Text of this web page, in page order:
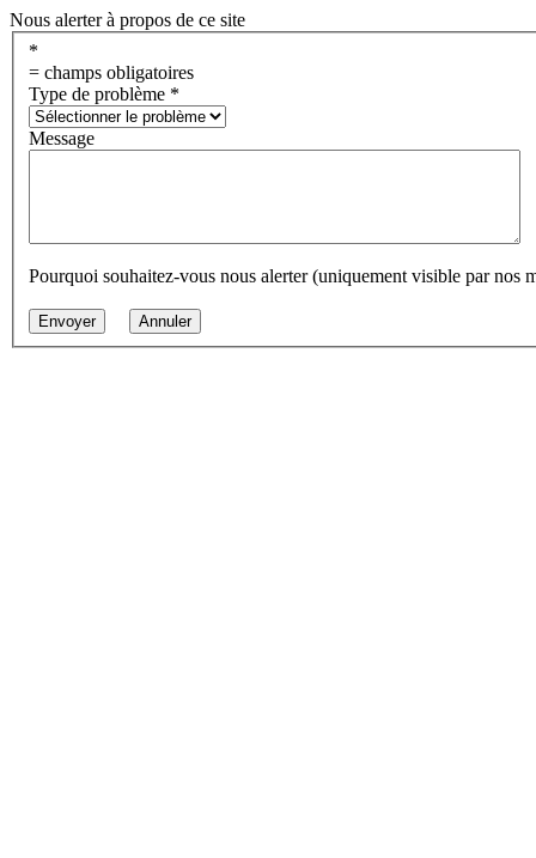
Nous alerter à propos de ce site
*
= champs obligatoires
Type de problème *
Message
Pourquoi souhaitez-vous nous alerter (uniquement visible par nos